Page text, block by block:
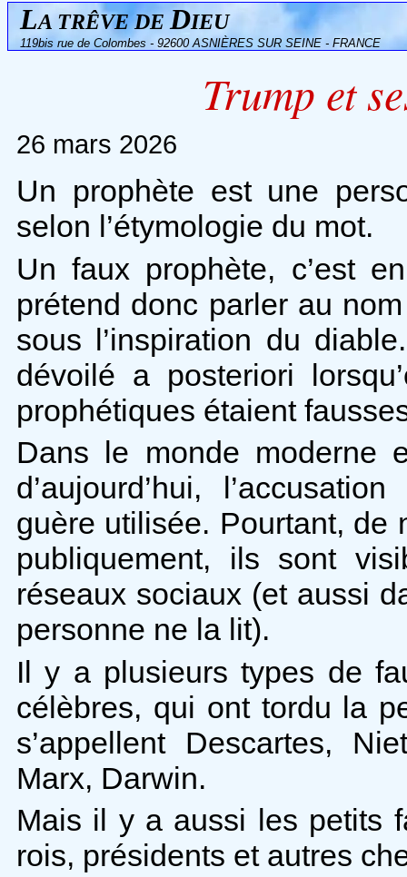
LA TRÊVE DEDIEU
119bis rue de Colombes - 92600 ASNIÈRES SUR SEINE - FRANCE
Trump et
26 mars 2026
Un prophète est une
selon l’étymologie du mot.
Un faux prophète, c’est
prétend donc parler au
sous l’inspiration du
dévoilé a posteriori
prophétiques étaient
Dans le monde moderne
d’aujourd’hui,
guère utilisée. Pourtant, de
publiquement, ils sont
réseaux sociaux (et aussi
personne ne la lit).
Il y a plusieurs types de
célèbres, qui ont tordu la
s’appellent Descartes,
Marx, Darwin.
Mais il y a aussi les petits
rois, présidents et autres